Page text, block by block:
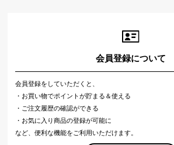
会員登録について
会員登録をしていただくと、
・お買い物でポイントが貯まる＆使える
・ご注文履歴の確認ができる
・お気に入り商品の登録が可能に
など、便利な機能をご利用いただけます。